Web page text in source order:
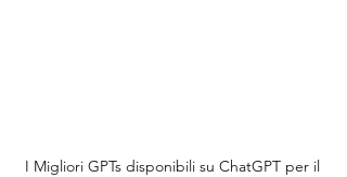
I Migliori GPTs disponibili su ChatGPT per il